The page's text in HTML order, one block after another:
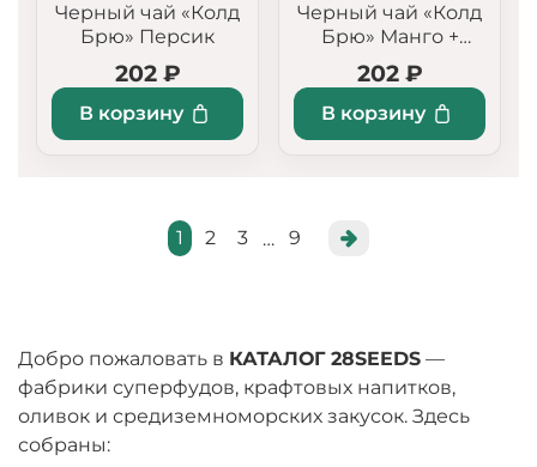
Черный чай «Колд
Брю» Персик
202 ₽
В корзину
Черный чай «Колд
Брю» Манго +
Маракуйя
202 ₽
В корзину
1 2 3 … 9
Добро пожаловать в КАТАЛОГ 28SEEDS —
фабрики суперфудов, крафтовых напитков,
оливок и средиземноморских закусок. Здесь
собраны: